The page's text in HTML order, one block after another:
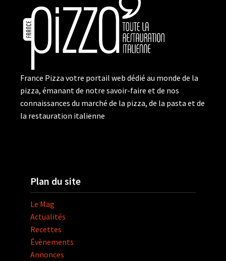
France Pizza votre portail web dédié au monde de la
pizza, émanant de notre savoir-faire et de nos
connaissances du marché de la pizza, de la pasta et de
la restauration italienne
Plan du site
Le Mag
Actualités
Recettes
Évènements
Annonces